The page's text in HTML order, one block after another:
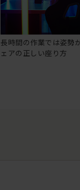
長時間の作業では姿勢
ェアの正しい座り方